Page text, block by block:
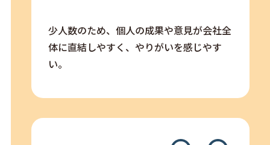
少人数のため、個人の成果や意見が会社全
体に直結しやすく、やりがいを感じやす
い。